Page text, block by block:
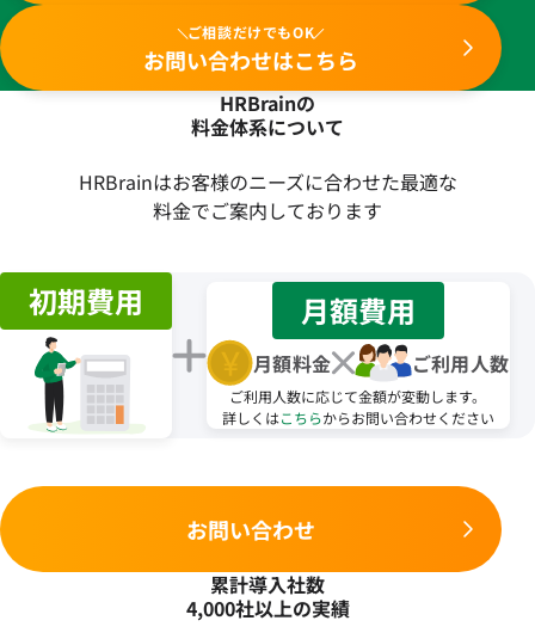
ご相談だけでもOK
お問い合わせはこちら
HRBrainの
料金体系について
HRBrainはお客様のニーズに合わせた最適な
料金でご案内しております
初期費用 月額費用
月額料金 ご利用人数
ご利用人数に応じて金額が変動します。
詳しくはこちらからお問い合わせください
お問い合わせ
累計導入社数
4,000社以上の実績